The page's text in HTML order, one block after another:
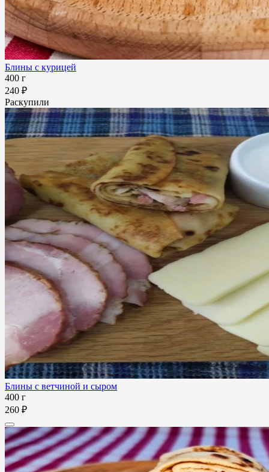
Блины с курицей
400 г
240 ₽
Раскупили
Блины с ветчиной и сыром
400 г
260 ₽